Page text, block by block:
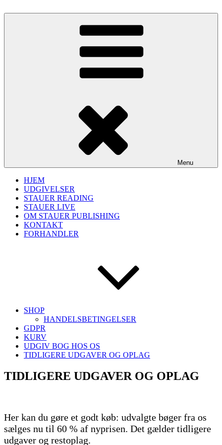
til
Menu
HJEM
UDGIVELSER
STAUER READING
STAUER LIVE
OM STAUER PUBLISHING
KONTAKT
FORHANDLER
SHOP
HANDELSBETINGELSER
GDPR
KURV
UDGIV BOG HOS OS
TIDLIGERE UDGAVER OG OPLAG
TIDLIGERE UDGAVER OG OPLAG
Her kan du gøre et godt køb: udvalgte bøger fra os
sælges nu til 60 % af nyprisen. Det gælder tidligere
udgaver og restoplag.